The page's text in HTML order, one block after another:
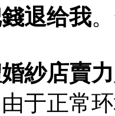
退给我
紗店賣
于正常